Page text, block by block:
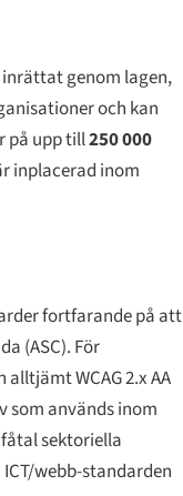
genom lagen,
och kan
på upp till250 000
inplacerad inom
fortfarande på att
(ASC). För
WCAG 2.x AA
som används inom
sektoriella
webb-standarden